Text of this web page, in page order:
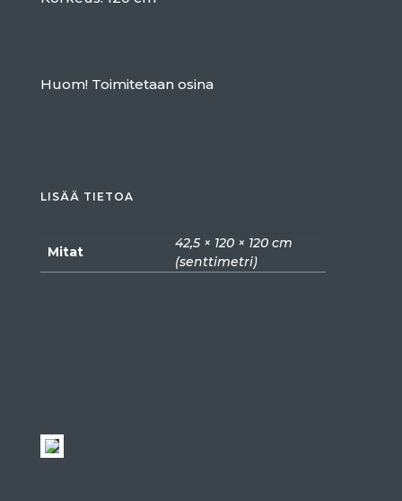
Huom! Toimitetaan osina
LISÄÄ TIETOA
Mitat
42,5 × 120 × 120 cm
(senttimetri)